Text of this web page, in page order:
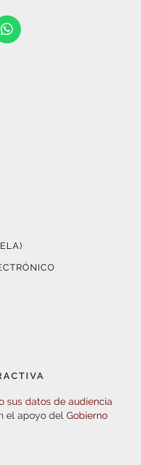
sus datos de audiencia
el apoyo del Gobierno